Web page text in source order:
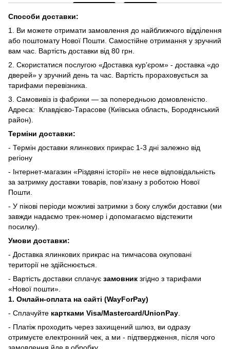
Способи доставки:
1. Ви можете отримати замовлення до найближчого відділення
або поштомату Нової Пошти. Самостійне отримання у зручний
вам час. Вартість доставки від 80 грн.
2. Скористатися послугою «Доставка курʼєром» - доставка «до
дверей» у зручний день та час. Вартість прораховується за
тарифами перевізника.
3. Самовивіз із фабрики — за попередньою домовленістю.
Адреса: Клавдієво-Тарасове (Київська область, Бородянський
район).
Терміни доставки:
- Термін доставки ялинкових прикрас 1-3 дні залежно від
регіону
- Інтернет-магазин «Різдвяні історії» не несе відповідальність
за затримку доставки товарів, пов’язану з роботою Нової
Пошти.
- У пікові періоди можливі затримки з боку служби доставки (ми
завжди надаємо трек-номер і допомагаємо відстежити
посилку).
Умови доставки:
- Доставка ялинкових прикрас на тимчасова окуповані
території не здійснюється.
- Вартість доставки сплачує замовник згідно з тарифами
«Нової пошти».
1. Онлайн-оплата на сайті (WayForPay)
- Сплачуйте картками Visa/Mastercard/UnionPay
- Платіж проходить через захищений шлюз, ви одразу
отримуєте електронний чек, а ми - підтвердження, після чого
замовлення йде в обробку.